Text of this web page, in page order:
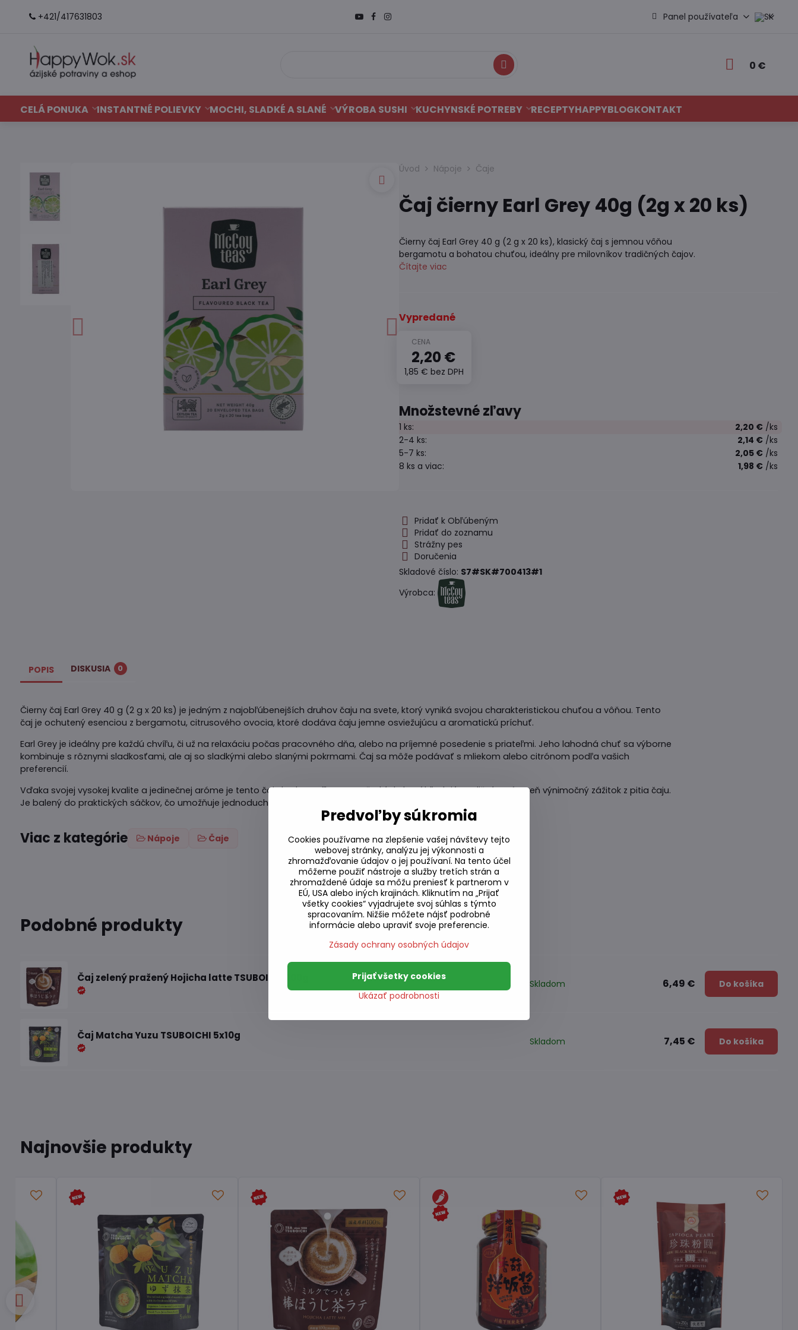
+421/417631803 Panel používateľa
Hľadať 0 €
CELÁ PONUKA INSTANTNÉ POLIEVKY MOCHI, SLADKÉ A SLANÉ VÝROBA SUSHI KUCHYNSKÉ POTREBY RECEPTYHAPPYBLOGKONTAKT
Úvod Nápoje Čaje
Čaj čierny Earl Grey 40g (2g x 20 ks)
Čierny čaj Earl Grey 40 g (2 g x 20 ks), klasický čaj s jemnou vôňou
bergamotu a bohatou chuťou, ideálny pre milovníkov tradičných čajov.
Čítajte viac
Vypredané
2,20 €
1,85 € bez DPH
Množstevné zľavy
1 ks: 2,20 € /ks
2-4 ks: 2,14 € /ks
5-7 ks: 2,05 € /ks
8 ks a viac: 1,98 € /ks
Pridať k Obľúbeným
Pridať do zoznamu
Strážny pes
Doručenia
Skladové číslo: S7#SK#700413#1
Výrobca:
POPIS DISKUSIA 0
Čierny čaj Earl Grey 40 g (2 g x 20 ks) je jedným z najobľúbenejších druhov čaju na svete, ktorý vyniká svojou charakteristickou chuťou a vôňou. Tento
čaj je ochutený esenciou z bergamotu, citrusového ovocia, ktoré dodáva čaju jemne osviežujúcu a aromatickú príchuť.
Earl Grey je ideálny pre každú chvíľu, či už na relaxáciu počas pracovného dňa, alebo na príjemné posedenie s priateľmi. Jeho lahodná chuť sa výborne
kombinuje s rôznymi sladkosťami, ale aj so sladkými alebo slanými pokrmami. Čaj sa môže podávať s mliekom alebo citrónom podľa vašich
preferencií.
Vďaka svojej vysokej kvalite a jedinečnej aróme je tento čaj skvelou voľbou pre všetkých, ktorí hľadajú tradičný a zároveň výnimočný zážitok z pitia čaju.
Je balený do praktických sáčkov, čo umožňuje jednoduchú prípravu a zároveň zachováva čerstvosť a chuť.
Viac z kategórie Nápoje Čaje
Podobné produkty
Čaj zelený pražený Hojicha latte TSUBOICHI 100g Skladom 6,49 € Do košíka
Čaj Matcha Yuzu TSUBOICHI 5x10g Skladom 7,45 € Do košíka
Najnovšie produkty
Predvoľby súkromia
Cookies používame na zlepšenie vašej návštevy tejto
webovej stránky, analýzu jej výkonnosti a
zhromažďovanie údajov o jej používaní. Na tento účel
môžeme použiť nástroje a služby tretích strán a
zhromaždené údaje sa môžu preniesť k partnerom v
EÚ, USA alebo iných krajinách. Kliknutím na „Prijať
všetky cookies“ vyjadrujete svoj súhlas s týmto
spracovaním. Nižšie môžete nájsť podrobné
informácie alebo upraviť svoje preferencie.
Zásady ochrany osobných údajov
Ukázať podrobnosti
Prijať všetky cookies